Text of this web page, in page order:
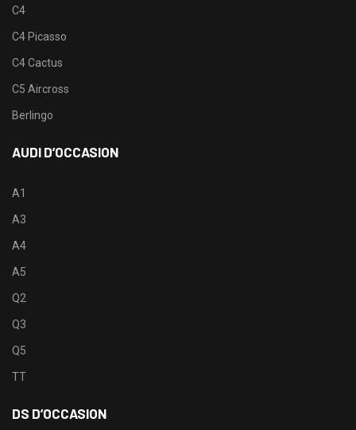
C4
C4 Picasso
C4 Cactus
C5 Aircross
Berlingo
AUDI D’OCCASION
A1
A3
A4
A5
Q2
Q3
Q5
TT
DS D’OCCASION